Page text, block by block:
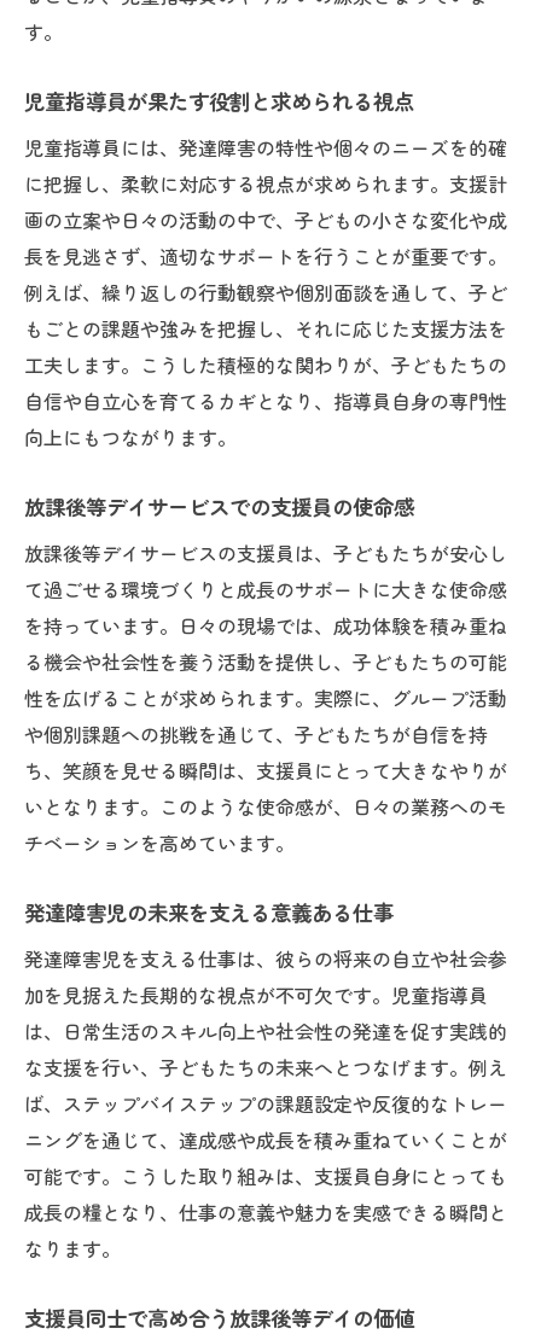
す。
児童指導員が果たす役割と求められる視点
児童指導員には、発達障害の特性や個々のニーズを的確
に把握し、柔軟に対応する視点が求められます。支援計
画の立案や日々の活動の中で、子どもの小さな変化や成
長を見逃さず、適切なサポートを行うことが重要です。
例えば、繰り返しの行動観察や個別面談を通して、子ど
もごとの課題や強みを把握し、それに応じた支援方法を
工夫します。こうした積極的な関わりが、子どもたちの
自信や自立心を育てるカギとなり、指導員自身の専門性
向上にもつながります。
放課後等デイサービスでの支援員の使命感
放課後等デイサービスの支援員は、子どもたちが安心し
て過ごせる環境づくりと成長のサポートに大きな使命感
を持っています。日々の現場では、成功体験を積み重ね
る機会や社会性を養う活動を提供し、子どもたちの可能
性を広げることが求められます。実際に、グループ活動
や個別課題への挑戦を通じて、子どもたちが自信を持
ち、笑顔を見せる瞬間は、支援員にとって大きなやりが
いとなります。このような使命感が、日々の業務へのモ
チベーションを高めています。
発達障害児の未来を支える意義ある仕事
発達障害児を支える仕事は、彼らの将来の自立や社会参
加を見据えた長期的な視点が不可欠です。児童指導員
は、日常生活のスキル向上や社会性の発達を促す実践的
な支援を行い、子どもたちの未来へとつなげます。例え
ば、ステップバイステップの課題設定や反復的なトレー
ニングを通じて、達成感や成長を積み重ねていくことが
可能です。こうした取り組みは、支援員自身にとっても
成長の糧となり、仕事の意義や魅力を実感できる瞬間と
なります。
支援員同士で高め合う放課後等デイの価値